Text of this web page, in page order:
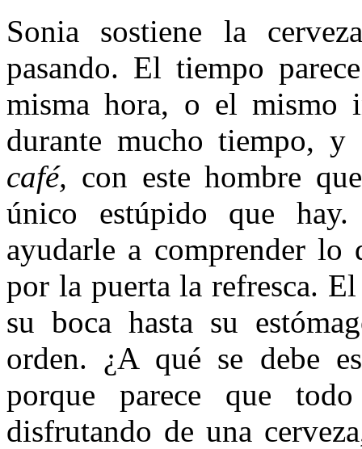
Sonia sostiene la
pasando. El tiempo
misma hora, o el mismo
durante mucho tiempo, y
café, con este hombre
único estúpido que
ayudarle a comprender lo
por la puerta la refresca.
su boca hasta su
orden. ¿A qué se debe
porque parece que
disfrutando de una